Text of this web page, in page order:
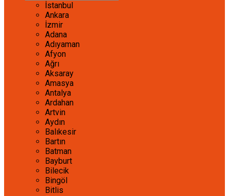
İstanbul
Ankara
İzmir
Adana
Adıyaman
Afyon
Ağrı
Aksaray
Amasya
Antalya
Ardahan
Artvin
Aydın
Balıkesir
Bartın
Batman
Bayburt
Bilecik
Bingöl
Bitlis